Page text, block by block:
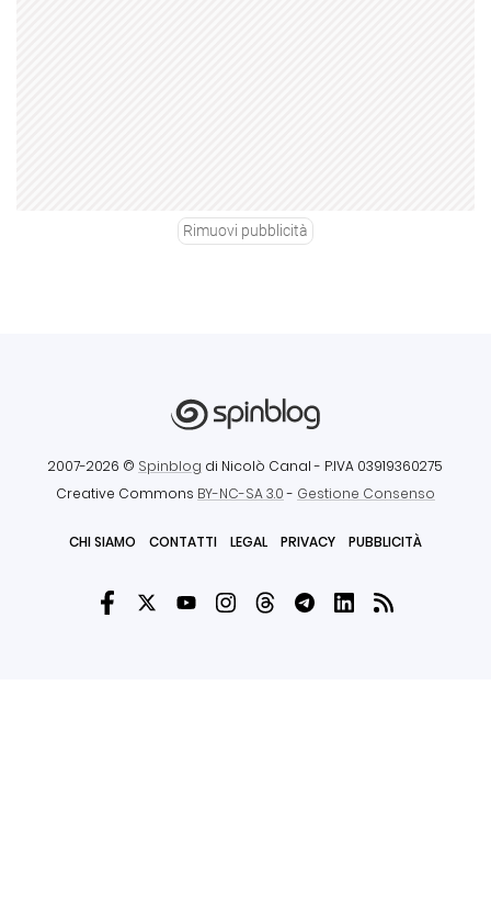
Rimuovi pubblicità
2007-2026 © Spinblog di Nicolò Canal - P.IVA 03919360275
Creative Commons BY-NC-SA 3.0- Gestione Consenso
CHI SIAMO CONTATTI LEGAL PRIVACY PUBBLICITÀ